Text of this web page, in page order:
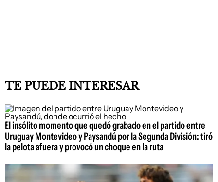
TE PUEDE INTERESAR
El insólito momento que quedó grabado en el partido entre
Uruguay Montevideo y Paysandú por la Segunda División: tiró
la pelota afuera y provocó un choque en la ruta